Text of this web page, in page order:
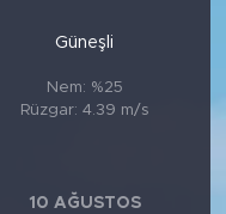
Güneşli
Nem: %25
Rüzgar: 4.39 m/s
10 AĞUSTOS